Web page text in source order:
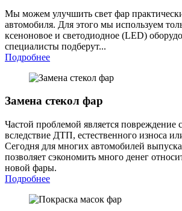
Мы можем улучшить свет фар
автомобиля. Для этого мы используем
ксеноновое и светодиодное (LED)
специалисты подберут...
Подробнее
Замена стекол фар
Частой проблемой является повреждение
вследствие ДТП, естественного износа
Сегодня для многих автомобилей
позволяет сэкономить много денег
новой фары.
Подробнее